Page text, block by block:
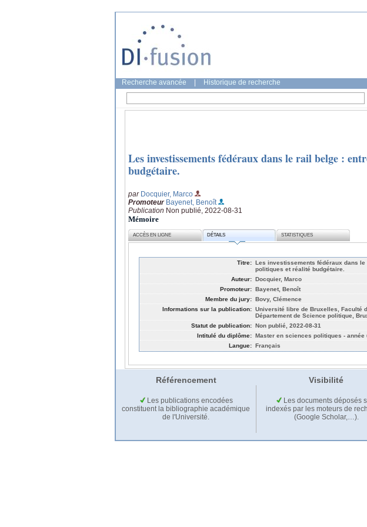
Recherche avancée Historique de recherche
Les investissements fédéraux dans le rail belge :
budgétaire.
par Docquier, Marco
Promoteur Bayenet, Benoît
Publication Non publié, 2022-08-31
Mémoire
ACCÈS EN LIGNE DÉTAILS STATISTIQUES
Titre: Les investissements fédéraux dans
politiques et réalité budgétaire.
Auteur: Docquier, Marco
Promoteur: Bayenet, Benoît
Membre du jury: Bovy, Clémence
Informations sur la publication: Université libre de Bruxelles, Faculté
Département de Science politique,
Statut de publication: Non publié, 2022-08-31
Intitulé du diplôme: Master en sciences politiques - année
Langue: Français
Référencement Visibilité
Les publications encodées
constituent la bibliographie académique
de l'Université.
Les documents déposés
indexés par les moteurs de
(Google Scholar,…).